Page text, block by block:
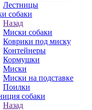
Лестницы
собаки
Назад
Миски собаки
Коврики под миску
Контейнеры
Кормушки
Миски
Миски на подставке
Поилки
собаки
Назад